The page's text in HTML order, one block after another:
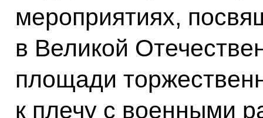
мероприятиях,
в Великой
площади
к плечу с военными